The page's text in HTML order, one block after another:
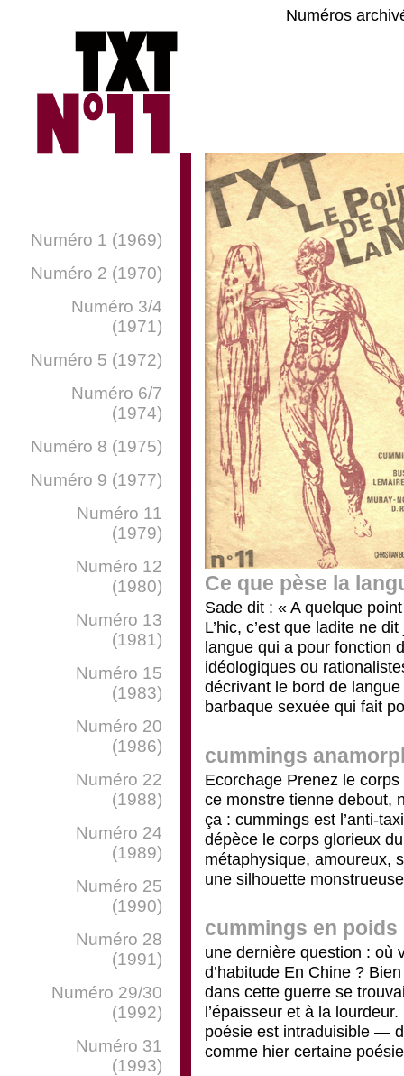
Ce que pèse la
Sade dit : « A quelque
L’hic, c’est que ladite ne
langue qui a pour fonction
idéologiques ou
décrivant le bord de
barbaque sexuée qui fait
cummings
Ecorchage Prenez le
ce monstre tienne debout,
ça : cummings est l’anti-
dépèce le corps glorieux
métaphysique, amoureux,
une silhouette
cummings en poids
une dernière question : où
d’habitude En Chine ?
dans cette guerre se
l’épaisseur et à la
poésie est intraduisible —
comme hier certaine
Numéro 1 (1969)
Numéro 2 (1970)
Numéro 3/4
(1971)
Numéro 5 (1972)
Numéro 6/7
(1974)
Numéro 8 (1975)
Numéro 9 (1977)
Numéro 11
(1979)
Numéro 12
(1980)
Numéro 13
(1981)
Numéro 15
(1983)
Numéro 20
(1986)
Numéro 22
(1988)
Numéro 24
(1989)
Numéro 25
(1990)
Numéro 28
(1991)
Numéro 29/30
(1992)
Numéro 31
(1993)
Numéros